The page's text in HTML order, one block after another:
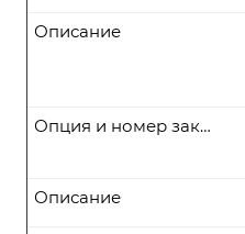
Описание
Опция и номер заказа
Описание